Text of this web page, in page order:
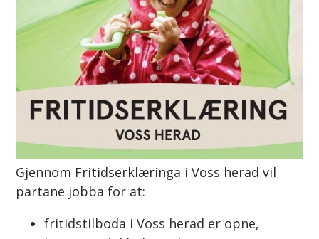
Gjennom Fritidserklæringa i Voss herad vil
partane jobba for at:
fritidstilboda i Voss herad er opne,